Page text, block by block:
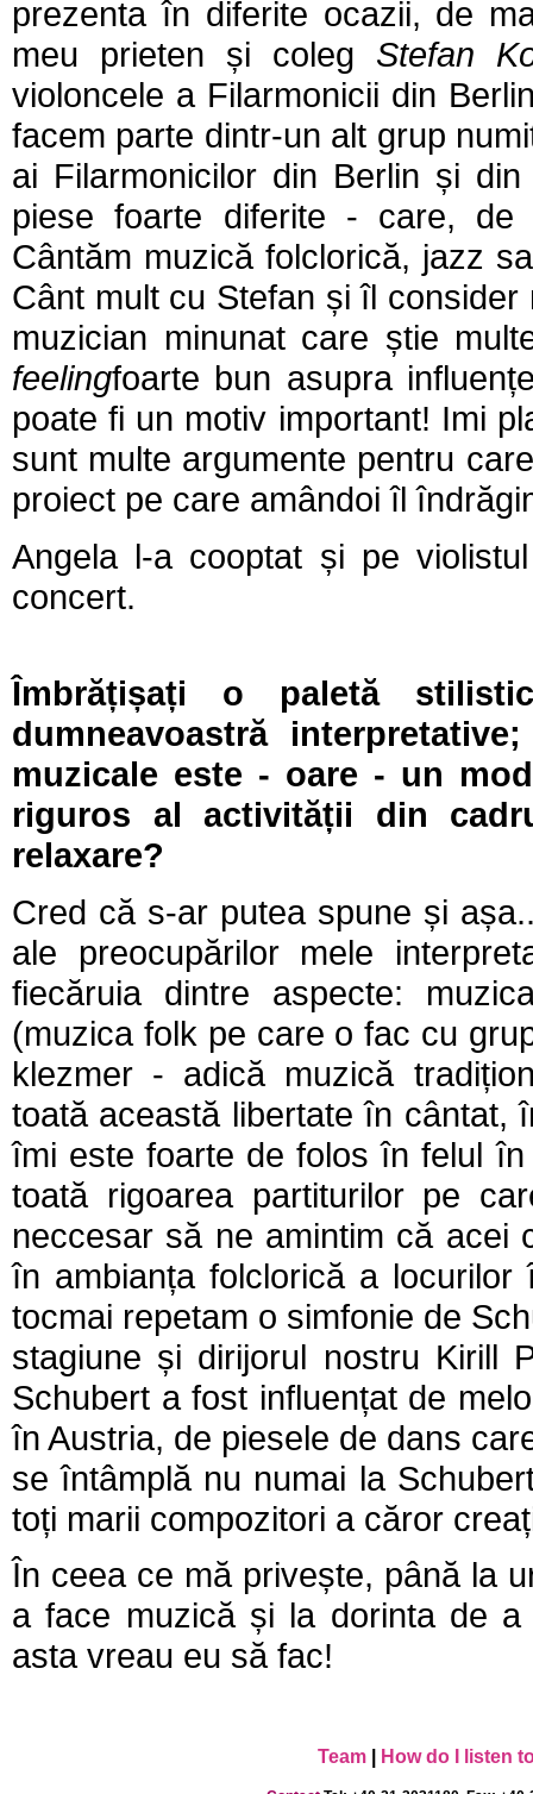
prezenta în diferite ocazii, de
meu prieten și coleg Stefan
violoncele a Filarmonicii din
facem parte dintr-un alt grup
ai Filarmonicilor din Berlin și
piese foarte diferite - care, de
Cântăm muzică folclorică, jazz
Cânt mult cu Stefan și îl
muzician minunat care știe
feelingfoarte bun asupra
poate fi un motiv important! Imi
sunt multe argumente pentru
proiect pe care amândoi îl
Angela l-a cooptat și pe
concert.
Îmbrățișați o paletă
dumneavoastră
muzicale este - oare - un
riguros al activității din
relaxare?
Cred că s-ar putea spune și
ale preocupărilor mele
fiecăruia dintre aspecte:
(muzica folk pe care o fac cu
klezmer - adică muzică
toată această libertate în cântat,
îmi este foarte de folos în felul
toată rigoarea partiturilor pe
neccesar să ne amintim că acei
în ambianța folclorică a
tocmai repetam o simfonie de
stagiune și dirijorul nostru Kirill
Schubert a fost influențat de
în Austria, de piesele de dans
se întâmplă nu numai la
toți marii compozitori a căror
În ceea ce mă privește, până la
a face muzică și la dorinta de a
asta vreau eu să fac!
Team How do I listen